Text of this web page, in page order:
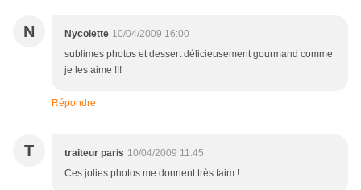
N Nycolette 10/04/2009 16:00
sublimes photos et dessert délicieusement gourmand comme
je les aime !!!
Répondre
T traiteur paris 10/04/2009 11:45
Ces jolies photos me donnent très faim !